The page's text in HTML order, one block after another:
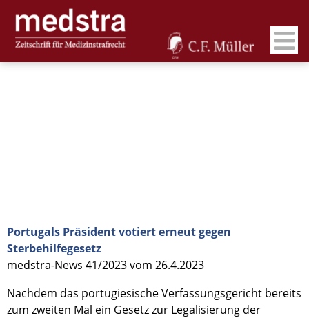
Portugals Präsident votiert erneut gegen
Sterbehilfegesetz
medstra-News 41/2023 vom 26.4.2023
Nachdem das portugiesische Verfassungsgericht bereits
zum zweiten Mal ein Gesetz zur Legalisierung der